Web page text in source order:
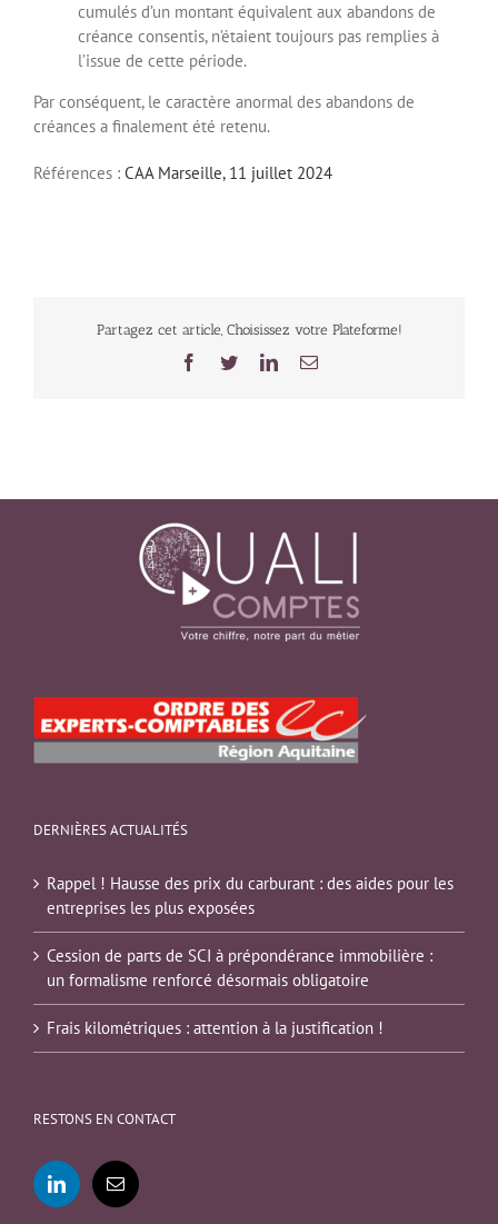
cumulés d’un montant équivalent aux abandons de
créance consentis, n’étaient toujours pas remplies à
l’issue de cette période.
Par conséquent, le caractère anormal des abandons de
créances a finalement été retenu.
Références : CAA Marseille, 11 juillet 2024
Partagez cet article, Choisissez votre Plateforme!
Facebook
TwitterLinkedInEmail
DERNIÈRES ACTUALITÉS
Rappel ! Hausse des prix du carburant : des aides pour les
entreprises les plus exposées
Cession de parts de SCI à prépondérance immobilière :
un formalisme renforcé désormais obligatoire
Frais kilométriques : attention à la justification !
RESTONS EN CONTACT